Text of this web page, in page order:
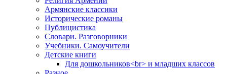
Армянские классики
Исторические романы
Публицистика
Словари. Разговорники
Учебники. Самоучители
Детские книги
Для дошкольников<br> и младших классов